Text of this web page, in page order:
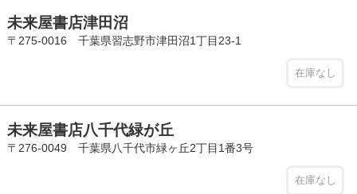
未来屋書店津田沼
〒275-0016 千葉県習志野市津田沼1丁目23-1
在庫なし
未来屋書店八千代緑が丘
〒276-0049 千葉県八千代市緑ヶ丘2丁目1番3号
在庫なし